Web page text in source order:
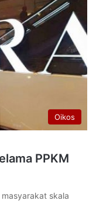
Oikos
PPKM
skala